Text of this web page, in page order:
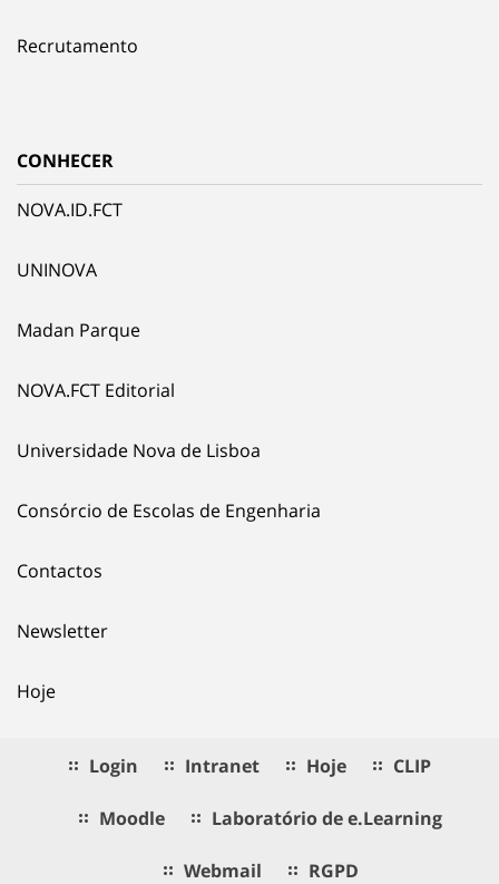
Recrutamento
CONHECER
NOVA.ID.FCT
UNINOVA
Madan Parque
NOVA.FCT Editorial
Universidade Nova de Lisboa
Consórcio de Escolas de Engenharia
Contactos
Newsletter
Hoje
Login Intranet Hoje CLIP
Moodle Laboratório de e.Learning
Webmail RGPD